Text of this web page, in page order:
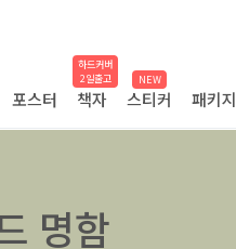
포스터
하드커버
2일출고
책자
NEW
스티커 패키지
명함